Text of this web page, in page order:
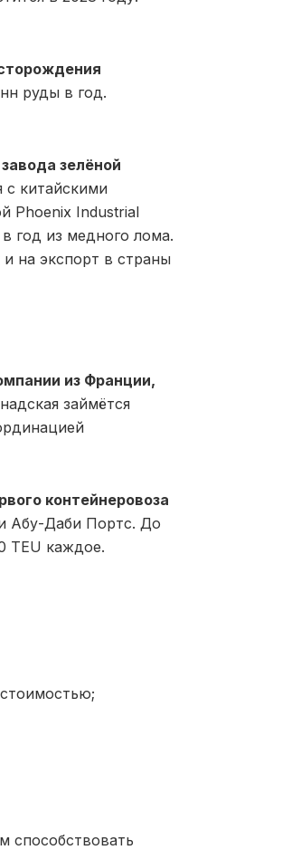
руды в год.
зелёной
с китайскими
Phoenix Industrial
год из медного лома.
на экспорт в страны
из Франции,
займётся
контейнеровоза
Абу-Даби Портс. До
TEU каждое.
способствовать